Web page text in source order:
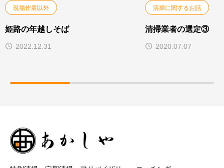
現場作業以外
姫路の年越しそば
2022.12.31
清掃に関するお話
清掃業者の選定③
2020.07.07